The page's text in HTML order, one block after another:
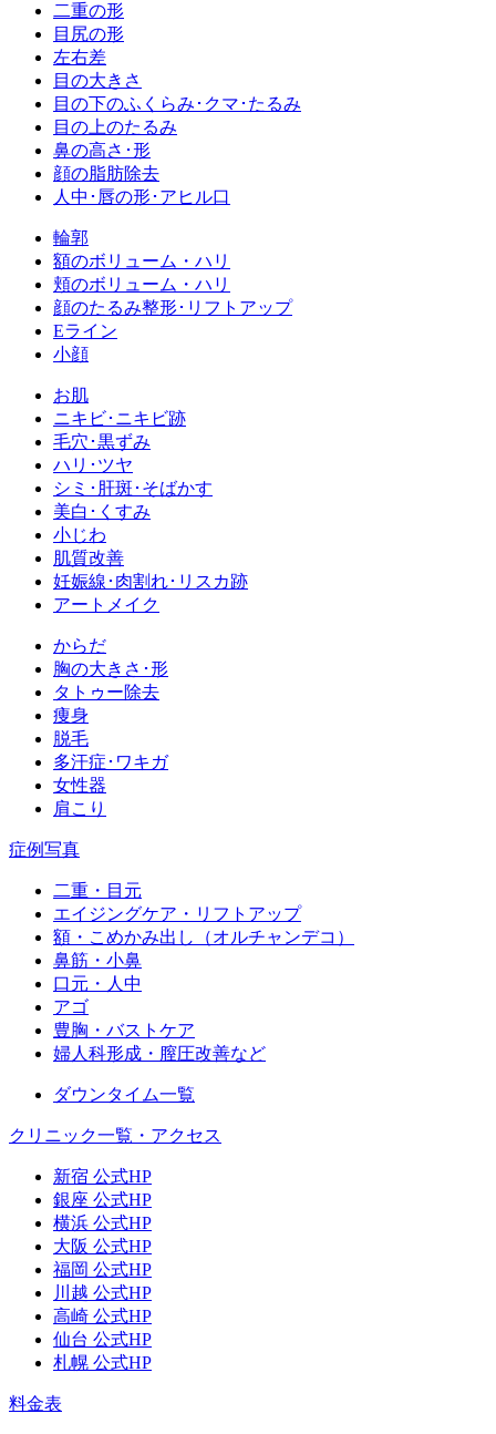
二重の形
目尻の形
左右差
目の大きさ
目の下のふくらみ･クマ･たるみ
目の上のたるみ
鼻の高さ･形
顔の脂肪除去
人中･唇の形･アヒル口
輪郭
額のボリューム・ハリ
頬のボリューム・ハリ
顔のたるみ整形･リフトアップ
Eライン
小顔
お肌
ニキビ･ニキビ跡
毛穴･黒ずみ
ハリ･ツヤ
シミ･肝斑･そばかす
美白･くすみ
小じわ
肌質改善
妊娠線･肉割れ･リスカ跡
アートメイク
からだ
胸の大きさ･形
タトゥー除去
痩身
脱毛
多汗症･ワキガ
女性器
肩こり
症例写真
二重・目元
エイジングケア・リフトアップ
額・こめかみ出し（オルチャンデコ）
鼻筋・小鼻
口元・人中
アゴ
豊胸・バストケア
婦人科形成・膣圧改善など
ダウンタイム一覧
クリニック一覧・アクセス
新宿 公式HP
銀座 公式HP
横浜 公式HP
大阪 公式HP
福岡 公式HP
川越 公式HP
高崎 公式HP
仙台 公式HP
札幌 公式HP
料金表